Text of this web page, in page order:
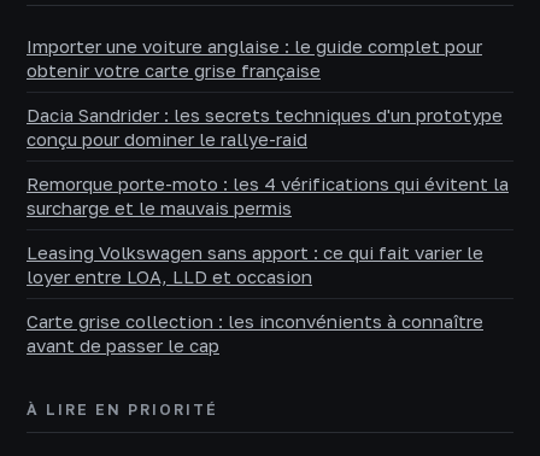
Importer une voiture anglaise : le guide complet pour
obtenir votre carte grise française
Dacia Sandrider : les secrets techniques d'un prototype
conçu pour dominer le rallye-raid
Remorque porte-moto : les 4 vérifications qui évitent la
surcharge et le mauvais permis
Leasing Volkswagen sans apport : ce qui fait varier le
loyer entre LOA, LLD et occasion
Carte grise collection : les inconvénients à connaître
avant de passer le cap
À LIRE EN PRIORITÉ